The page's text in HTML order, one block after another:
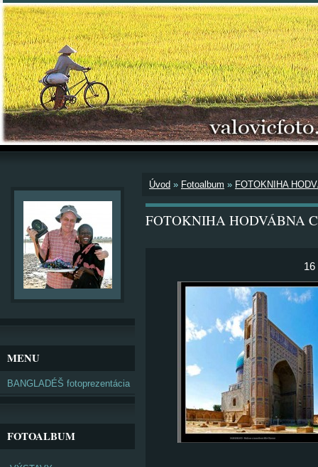
Úvod » Fotoalbum » FOTOKNIHA
FOTOKNIHA HODVÁBNA
16
MENU
BANGLADÉŠ fotoprezentácia
FOTOALBUM